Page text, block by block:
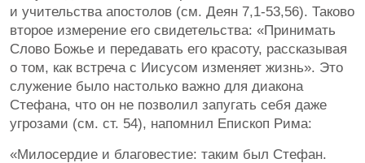
и учительства апостолов (см. Деян 7,1-53,56). Таково
второе измерение его свидетельства: «Принимать
Слово Божье и передавать его красоту, рассказывая
о том, как встреча с Иисусом изменяет жизнь». Это
служение было настолько важно для диакона
Стефана, что он не позволил запугать себя даже
угрозами (см. ст. 54), напомнил Епископ Рима:
«Милосердие и благовестие: таким был Стефан.